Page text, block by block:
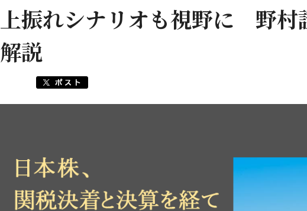
上振れシナリオも視野に 野村
解説